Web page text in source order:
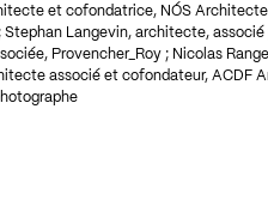
et cofondatrice, NÓS
Stephan Langevin, architecte, associé
Provencher_Roy ; Nicolas
associé et cofondateur, ACDF